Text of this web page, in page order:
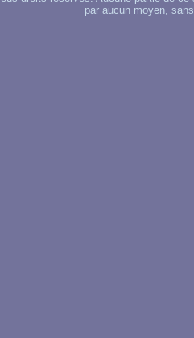
par aucun moyen,